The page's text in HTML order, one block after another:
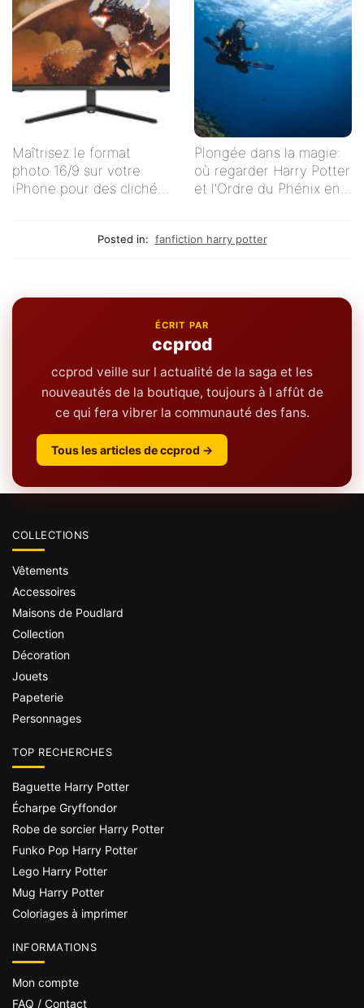
Maîtrisez le format
photo 16/9 sur votre
iPhone pour des clichés
Plongée dans la magie:
où regarder Harry Potter
et l’Ordre du Phénix en
Posted in: fanfiction harry potter
ÉCRIT PAR
ccprod
ccprod veille sur l actualité de la saga et les
nouveautés de la boutique, toujours à l affût de
ce qui fera vibrer la communauté des fans.
Tous les articles de ccprod →
COLLECTIONS
Vêtements
Accessoires
Maisons de Poudlard
Collection
Décoration
Jouets
Papeterie
Personnages
TOP RECHERCHES
Baguette Harry Potter
Écharpe Gryffondor
Robe de sorcier Harry Potter
Funko Pop Harry Potter
Lego Harry Potter
Mug Harry Potter
Coloriages à imprimer
INFORMATIONS
Mon compte
FAQ / Contact